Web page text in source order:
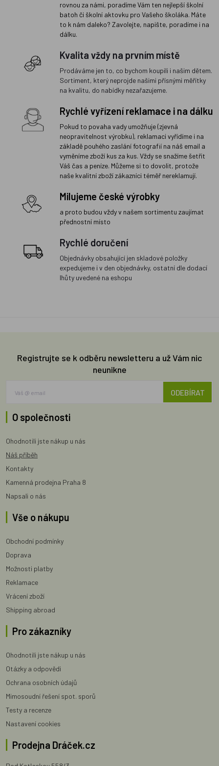
rovnou za námi, poradíme Vám ten nejlepší školní
batoh či školní aktovku pro Vašeho školáka. Máte
to k nám daleko? Zavolejte, napište, poradíme i na
dálku.
Kvalita vždy na prvním místě
Prodáváme jen to, co bychom koupili i našim dětem.
Sortiment, který neprojde našimi přísnými měřítky
na kvalitu, do nabídky nezařazujeme.
Rychlé vyřízení reklamace i na dálku
Pokud to povaha vady umožňuje (zjevná
neopravitelnost výrobku), reklamaci vyřídíme i na
základě pouhého zaslání fotografií na náš email a
vyměníme zboží kus za kus. Vždy se snažíme šetřit
Váš čas a peníze. Můžeme si to dovolit, protože
naše kvalitní zboží zákazníci téměř nereklamují.
Milujeme české výrobky
a proto budou vždy v našem sortimentu zaujímat
přednostní místo
Rychlé doručení
Objednávky obsahující jen skladové položky
expedujeme i v den objednávky, ostatní dle dodací
lhůty uvedené na eshopu
Registrujte se k odběru newsletteru a už Vám nic
neunikne
ODEBÍRAT
O společnosti
Ohodnotili jste nákup u nás
Náš příběh
Kontakty
Kamenná prodejna Praha 8
Napsali o nás
Vše o nákupu
Obchodní podmínky
Doprava
Možnosti platby
Reklamace
Vrácení zboží
Shipping abroad
Pro zákazníky
Ohodnotili jste nákup u nás
Otázky a odpovědi
Ochrana osobních údajů
Mimosoudní řešení spot. sporů
Testy a recenze
Nastavení cookies
Prodejna Dráček.cz